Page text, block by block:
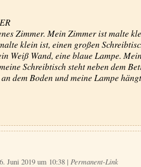
Zimmer. Mein Zimmer ist malte
klein ist, einen großen
Weiß Wand, eine blaue Lampe.
Schreibtisch steht neben dem
dem Boden und meine Lampe
Juni 2019 um 10:38 | Permanent-Link